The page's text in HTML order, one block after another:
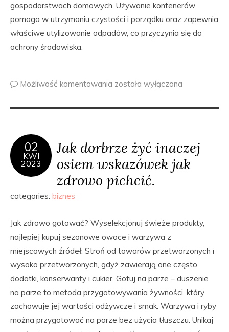
gospodarstwach domowych. Używanie kontenerów
pomaga w utrzymaniu czystości i porządku oraz zapewnia
właściwe utylizowanie odpadów, co przyczynia się do
ochrony środowiska.
Możliwość komentowania została wyłączona
02
KWI
2023
Jak dorbrze żyć inaczej
osiem wskazówek jak
zdrowo pichcić.
categories: biznes
Jak zdrowo gotować? Wyselekcjonuj świeże produkty,
najlepiej kupuj sezonowe owoce i warzywa z
miejscowych źródeł. Stroń od towarów przetworzonych i
wysoko przetworzonych, gdyż zawierają one często
dodatki, konserwanty i cukier. Gotuj na parze – duszenie
na parze to metoda przygotowywania żywności, który
zachowuje jej wartości odżywcze i smak. Warzywa i ryby
można przygotować na parze bez użycia tłuszczu. Unikaj